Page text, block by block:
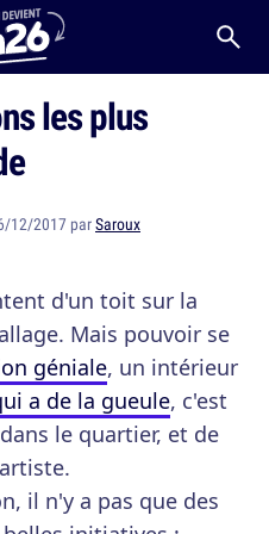
les plus
12/2017 parSaroux
d'un toit sur la
Mais pouvoir se
géniale, un intérieur
a de la gueule, c'est
le quartier, et de
il n'y a pas que des